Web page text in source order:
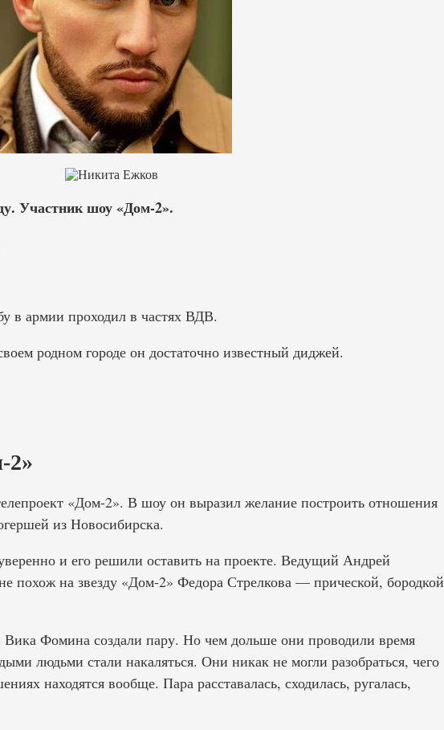
Участник шоу «Дом-2».
в армии проходил в частях ВДВ.
родном городе он достаточно известный диджей.
2»
«Дом-2». В шоу он выразил желание построить отношения
из Новосибирска.
и его решили оставить на проекте. Ведущий Андрей
похож на звезду «Дом-2» Федора Стрелкова — прической, бородкой
Фомина создали пару. Но чем дольше они проводили время
людьми стали накаляться. Они никак не могли разобраться, чего
находятся вообще. Пара расставалась, сходилась, ругалась,